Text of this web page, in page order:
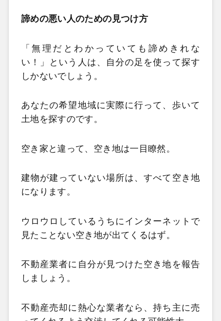
諦めの悪い人のための見つけ方
「無理だとわかっていても諦めきれな
い！」という人は、
自分の足を使って探す
しかないでしょう。
あなたの希望地域に実際に行って、歩いて
土地を探すのです。
空き家と違って、空き地は一目瞭然。
建物が建っていない場所は、すべて空き地
になります。
ウロウロしているうちにインターネットで
見たことない空き地が出てくるはず。
不動産業者に自分が見つけた空き地を報告
しましょう。
不動産売却に熱心な業者なら、持ち主に売